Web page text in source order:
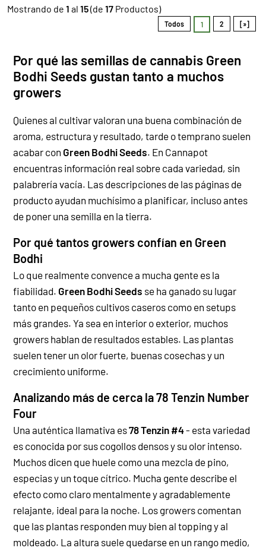
Mostrando de 1 al 15(de 17 Productos)
Todos 1 2 [»]
Por qué las semillas de cannabis Green
Bodhi Seeds gustan tanto a muchos
growers
Quienes al cultivar valoran una buena combinación de
aroma, estructura y resultado, tarde o temprano suelen
acabar con Green Bodhi Seeds. En Cannapot
encuentras información real sobre cada variedad, sin
palabrería vacía. Las descripciones de las páginas de
producto ayudan muchísimo a planificar, incluso antes
de poner una semilla en la tierra.
Por qué tantos growers confían en Green
Bodhi
Lo que realmente convence a mucha gente es la
fiabilidad. Green Bodhi Seeds se ha ganado su lugar
tanto en pequeños cultivos caseros como en setups
más grandes. Ya sea en interior o exterior, muchos
growers hablan de resultados estables. Las plantas
suelen tener un olor fuerte, buenas cosechas y un
crecimiento uniforme.
Analizando más de cerca la 78 Tenzin Number
Four
Una auténtica llamativa es78 Tenzin #4- esta variedad
es conocida por sus cogollos densos y su olor intenso.
Muchos dicen que huele como una mezcla de pino,
especias y un toque cítrico. Mucha gente describe el
efecto como claro mentalmente y agradablemente
relajante, ideal para la noche. Los growers comentan
que las plantas responden muy bien al topping y al
moldeado. La altura suele quedarse en un rango medio,